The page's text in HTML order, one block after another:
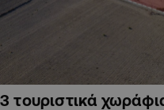
3 τουριστικά